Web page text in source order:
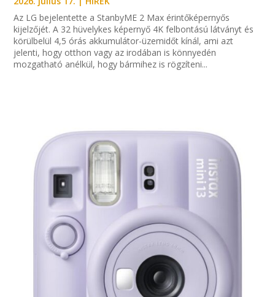
Az LG bejelentette a StanbyME 2 Max érintőképernyős
kijelzőjét. A 32 hüvelykes képernyő 4K felbontású látványt és
körülbelül 4,5 órás akkumulátor-üzemidőt kínál, ami azt
jelenti, hogy otthon vagy az irodában is könnyedén
mozgatható anélkül, hogy bármihez is rögzíteni...